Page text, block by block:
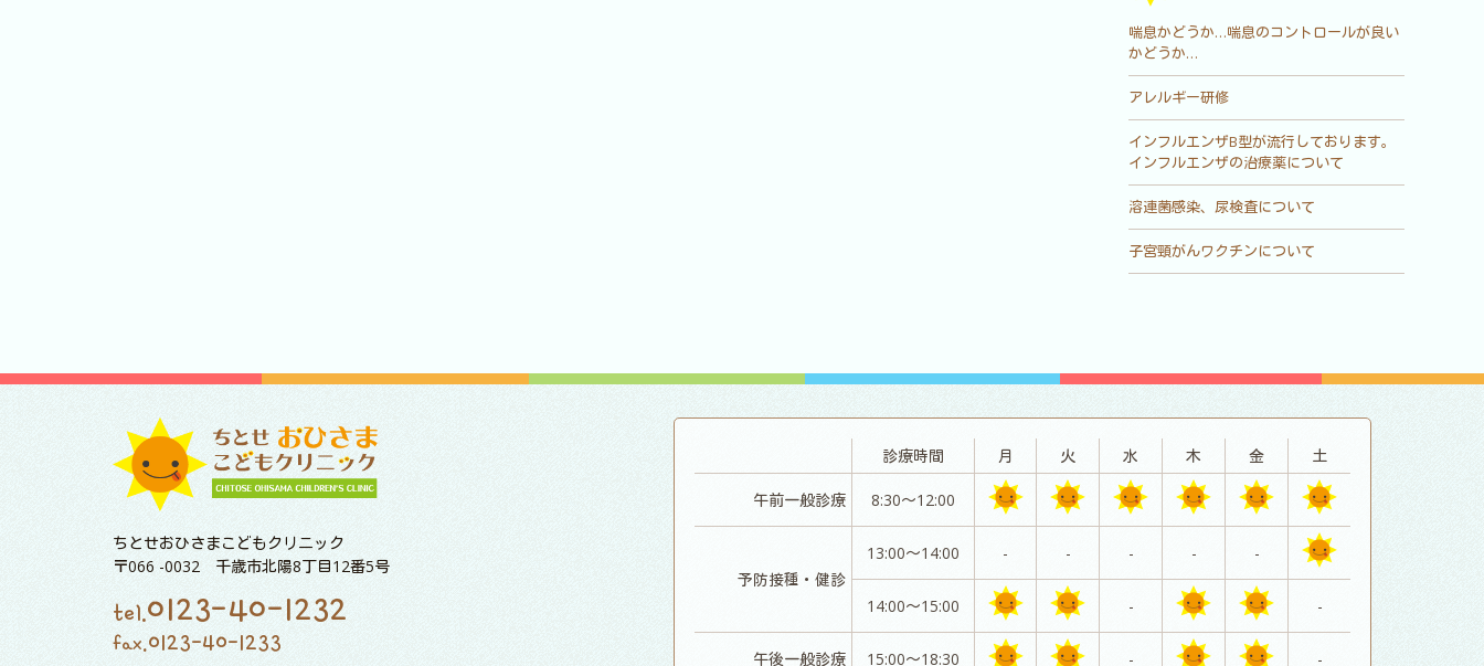
喘息かどうか…喘息のコントロールが良い
かどうか…
アレルギー研修
インフルエンザB型が流行しております。
インフルエンザの治療薬について
溶連菌感染、尿検査について
子宮頸がんワクチンについて
ちとせおひさまこどもクリニック
〒066 -0032 千歳市北陽8丁目12番5号
tel.0123-40-1232
fax.0123-40-1233
診療時間 月 火 水 木 金 土
午前一般診療 8:30～12:00
予防接種・健診
13:00～14:00 - - - - -
14:00～15:00 - -
午後一般診療 15:00～18:30 - -